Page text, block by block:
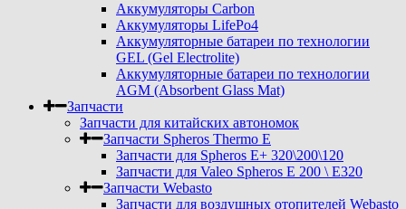
Аккумуляторы Carbon
Аккумуляторы LifePo4
Аккумуляторные батареи по технологии
GEL (Gel Electrolite)
Аккумуляторные батареи по технологии
AGM (Absorbent Glass Mat)
Запчасти
Запчасти для китайских автономок
Запчасти Spheros Thermo E
Запчасти для Spheros E+ 320\200\120
Запчасти для Valeo Spheros E 200 \ E320
Запчасти Webasto
Запчасти для воздушных отопителей Webasto